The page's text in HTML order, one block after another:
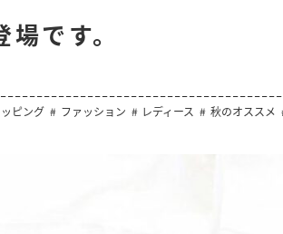
です。
ピング ファッション レディース 秋のオススメ